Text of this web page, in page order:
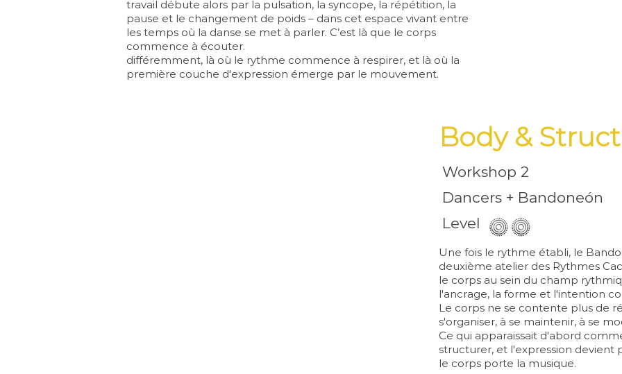
travail débute alors par la pulsation, la syncope, la répétition, la
pause et le changement de poids – dans cet espace vivant entre
les temps où la danse se met à parler. C’est là que le corps
commence à écouter.
différemment, là où le rythme commence à respirer, et là où la
première couche d'expression émerge par le mouvement.
Body &
Workshop 2
Dancers + Bandoneón
Level
Une fois le rythme établi, le
deuxième atelier des Rythmes
le corps au sein du champ
l'ancrage, la forme et l'intention
Le corps ne se contente plus de
s'organiser, à se maintenir, à se
Ce qui apparaissait d'abord
structurer, et l'expression devient
le corps porte la musique.